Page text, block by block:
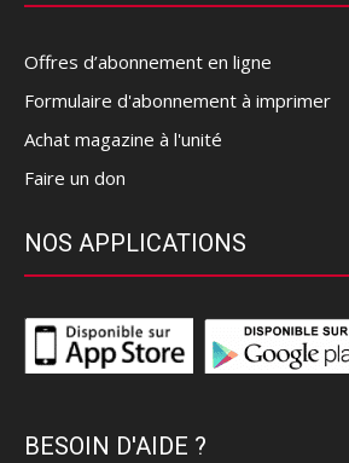
Offres d’abonnement en ligne
Formulaire d'abonnement à imprimer
Achat magazine à l'unité
Faire un don
NOS APPLICATIONS
BESOIN D'AIDE ?